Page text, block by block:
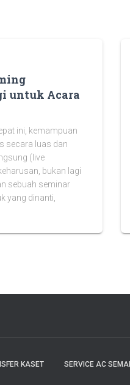
untuk Acara
ini, kemampuan
secara luas dan
(live
bukan lagi
sebuah seminar
yang dinanti,
KASET SERVICE AC